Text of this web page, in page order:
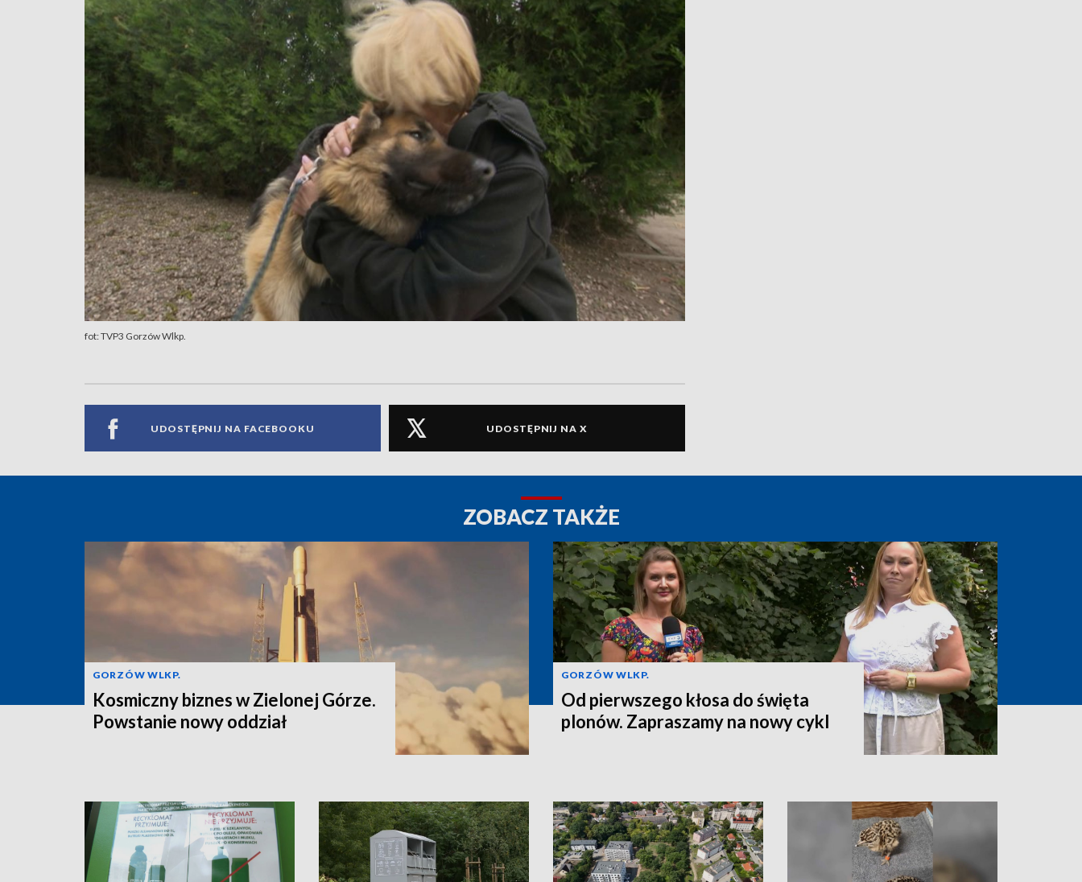
fot: TVP3 Gorzów Wlkp.
UDOSTĘPNIJ NA FACEBOOKU UDOSTĘPNIJ NA X
ZOBACZ TAKŻE
GORZÓW WLKP.
Kosmiczny biznes w Zielonej Górze.
Powstanie nowy oddział
GORZÓW WLKP.
Od pierwszego kłosa do święta
plonów. Zapraszamy na nowy cykl